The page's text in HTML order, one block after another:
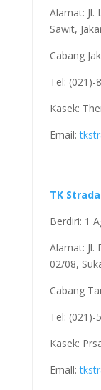
Alamat: Jl.
Sawit,
Cabang
Tel: (021)-
Kasek:
Email:
TK
Berdiri: 1
Alamat: Jl.
02/08,
Cabang
Tel: (021)-
Kasek:
Emall: